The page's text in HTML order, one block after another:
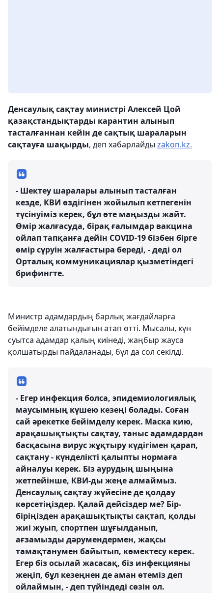
Денсаулық сақтау министрі Алексей Цой
қазақстандықтарды карантин алынып
тасталғаннан кейін де сақтық шараларын
сақтауға шақырды, деп хабарлайды zakon.kz.
- Шектеу шаралары алынып тасталған
кезде, КВИ өздігінен жойылып кетпегенін
түсінуіміз керек, бұл өте маңызды жайт.
Өмір жалғасуда, бірақ ғалымдар вакцина
ойлап тапқанға дейін COVID-19 бізбен бірге
өмір сүруін жалғастыра береді, - деді ол
Орталық коммуникациялар қызметіндегі
брифингте.
Министр адамдардың барлық жағдайларға
бейімделе алатындығын атап өтті. Мысалы, күн
суытса адамдар қалың киінеді, жаңбыр жауса
қолшатырды пайдаланады, бұл да сол секілді.
- Егер инфекция болса, эпидемиологиялық
маусымның күшею кезеңі болады. Соған
сай әрекетке бейімделу керек. Маска кию,
арақашықтықты сақтау, таныс адамдардан
басқасына вирус жұқтыру күдігімен қарап,
сақтану - күнделікті қалыпты нормаға
айналуы керек. Біз аурудың шыңына
жетпейінше, КВИ-ды жеңе алмаймыз.
Денсаулық сақтау жүйесіне де қолдау
көрсетіңіздер. Қалай дейсіздер ме? Бір-
біріңізден арақашықтықты сақтап, қолды
жиі жуып, спортпен шұғылданып,
ағзамызды дәрумендермен, жақсы
тамақтанумен байытып, көмектесу керек.
Егер біз осылай жасасақ, біз инфекцияны
жеңіп, бұл кезеңнен де аман өтеміз деп
ойлаймын, - деп түйіндеді сөзін ол.